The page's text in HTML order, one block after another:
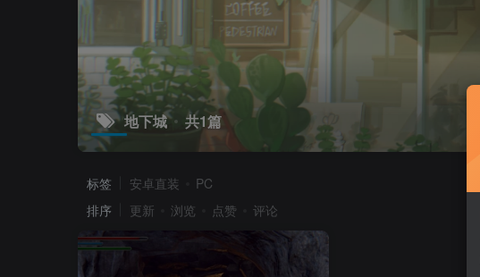
地下城 共1篇
标签 安卓直装
PC
排序
更新 浏览 点赞 评论